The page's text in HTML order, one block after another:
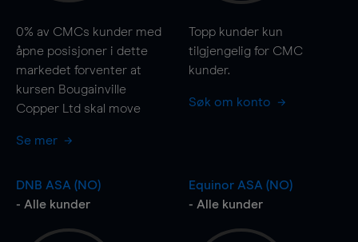
0% av CMCs kunder med
åpne posisjoner i dette
markedet forventer at
kursen Bougainville
Copper Ltd skal move
Se mer
Topp kunder kun
tilgjengelig for CMC
kunder.
Søk om konto
DNB ASA (NO)
- Alle kunder
Equinor ASA (NO)
- Alle kunder